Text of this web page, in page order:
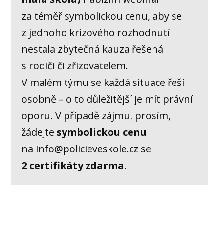
za téměř symbolickou cenu, aby se
z jednoho krizového rozhodnutí
nestala zbytečná kauza řešená
s rodiči či zřizovatelem.
V malém týmu se každá situace řeší
osobně – o to důležitější je mít právní
oporu. V případě zájmu, prosím,
žádejtesymbolickou cenu
na info@policieveskole.cz se
2 certifikáty zdarma.